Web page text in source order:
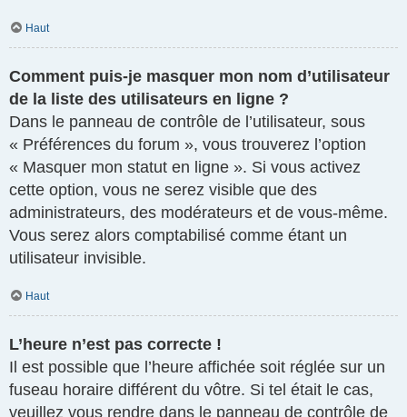
Haut
Comment puis-je masquer mon nom d’utilisateur
de la liste des utilisateurs en ligne ?
Dans le panneau de contrôle de l’utilisateur, sous
« Préférences du forum », vous trouverez l’option
« Masquer mon statut en ligne ». Si vous activez
cette option, vous ne serez visible que des
administrateurs, des modérateurs et de vous-même.
Vous serez alors comptabilisé comme étant un
utilisateur invisible.
Haut
L’heure n’est pas correcte !
Il est possible que l’heure affichée soit réglée sur un
fuseau horaire différent du vôtre. Si tel était le cas,
veuillez vous rendre dans le panneau de contrôle de